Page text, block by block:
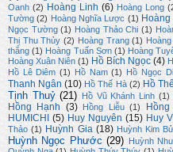
Oanh (2) Hoàng Linh (6) Hoàng Long
Tường (2) Hoàng Nghĩa Lược (1)
Ngọc Tường (1) Hoàng Thảo Chi (1)
Thị Thu Thủy (2) Hoàng Trang (1)
thắng (1) Hoàng Tuấn Sơn (1) Hoàng
Hoàng Xuân Niên (1) Hồ Bích Ngọc (4)
Hồ Lê Diêm (1) Hồ Nam (1) Hồ Ngọc
Thanh Ngân (10) Hồ Thế Hà (2) Hồ
Tịnh Thuỷ (21) Hồ Vũ Khánh Linh (1)
Hồng Hạnh (3) Hồng Liễu (1)
HUMICHI
(5) Huy Nguyên (15) Huy
Thảo (1) Huỳnh Gia (18) Huỳnh Kim
Huỳnh Ngọc Phước (29) Huỳnh